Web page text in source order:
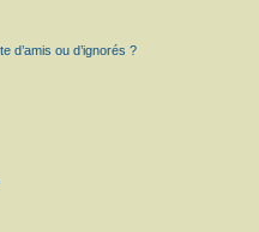
d’amis ou d’ignorés ?